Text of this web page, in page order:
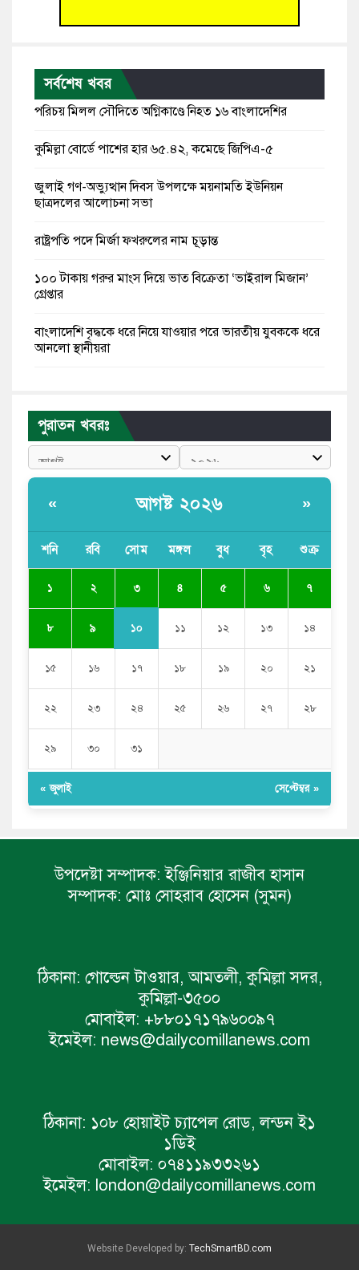
সর্বশেষ খবর
পরিচয় মিলল সৌদিতে অগ্নিকাণ্ডে নিহত ১৬ বাংলাদেশির
কুমিল্লা বোর্ডে পাশের হার ৬৫.৪২, কমেছে জিপিএ-৫
জুলাই গণ-অভ্যুত্থান দিবস উপলক্ষে ময়নামতি ইউনিয়ন
ছাত্রদলের আলোচনা সভা
রাষ্ট্রপতি পদে মির্জা ফখরুলের নাম চূড়ান্ত
১০০ টাকায় গরুর মাংস দিয়ে ভাত বিক্রেতা ‘ভাইরাল মিজান’
গ্রেপ্তার
বাংলাদেশি বৃদ্ধকে ধরে নিয়ে যাওয়ার পরে ভারতীয় যুবককে ধরে
আনলো স্থানীয়রা
মন্ত্রীদের বেতন হওয়া উচিত ১০ লাখ, এমপিদের ৫ লাখ: নুরুল
হক নুর
রাষ্ট্রপতি পদে প্রস্তাব পাননি ড. ইউনূস, বিএনপির বিবেচনায় মির্জা
ফখরুল
আধা কিলোমিটারের কাজ চলছে মাসের পর মাস: কুমিল্লার
পুরাতন খবরঃ
« আগষ্ট ২০২৬ »
শনি রবি সোম মঙ্গল বুধ বৃহ শুক্র
১ ২ ৩ ৪ ৫ ৬ ৭
৮ ৯ ১০ ১১ ১২ ১৩ ১৪
১৫ ১৬ ১৭ ১৮ ১৯ ২০ ২১
২২ ২৩ ২৪ ২৫ ২৬ ২৭ ২৮
২৯ ৩০ ৩১
« জুলাই সেপ্টেম্বর »
উপদেষ্টা সম্পাদক: ইঞ্জিনিয়ার রাজীব হাসান
সম্পাদক: মোঃ সোহরাব হোসেন (সুমন)
ঠিকানা: গোল্ডেন টাওয়ার, আমতলী, কুমিল্লা সদর,
কুমিল্লা-৩৫০০
মোবাইল: +৮৮০১৭১৭৯৬০০৯৭
ইমেইল: news@dailycomillanews.com
ঠিকানা: ১০৮ হোয়াইট চ্যাপেল রোড, লন্ডন ই১
১ডিই
মোবাইল: ০৭৪১১৯৩৩২৬১
ইমেইল: london@dailycomillanews.com
Website Developed by: TechSmartBD.com